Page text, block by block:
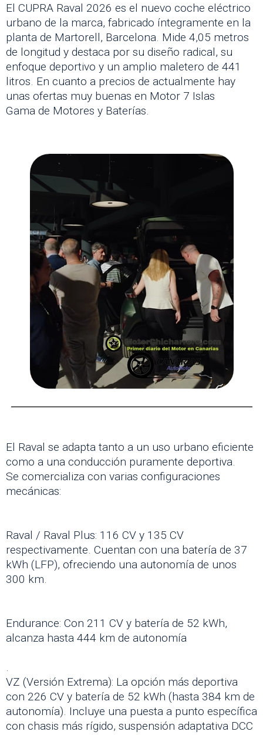
El CUPRA Raval 2026 es el nuevo coche eléctrico
urbano de la marca, fabricado íntegramente en la
planta de Martorell, Barcelona. Mide 4,05 metros
de longitud y destaca por su diseño radical, su
enfoque deportivo y un amplio maletero de 441
litros. En cuanto a precios de actualmente hay
unas ofertas muy buenas en Motor 7 Islas
Gama de Motores y Baterías.
El Raval se adapta tanto a un uso urbano eficiente
como a una conducción puramente deportiva.
Se comercializa con varias configuraciones
mecánicas:
Raval / Raval Plus: 116 CV y 135 CV
respectivamente. Cuentan con una batería de 37
kWh (LFP), ofreciendo una autonomía de unos
300 km.
Endurance: Con 211 CV y batería de 52 kWh,
alcanza hasta 444 km de autonomía
.
VZ (Versión Extrema): La opción más deportiva
con 226 CV y batería de 52 kWh (hasta 384 km de
autonomía). Incluye una puesta a punto específica
con chasis más rígido, suspensión adaptativa DCC